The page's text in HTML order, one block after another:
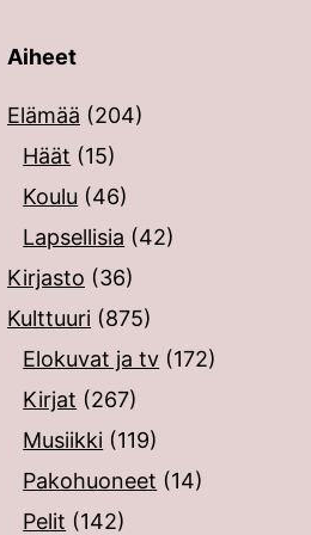
Aiheet
Elämää (204)
Häät (15)
Koulu (46)
Lapsellisia (42)
Kirjasto (36)
Kulttuuri (875)
Elokuvat ja tv (172)
Kirjat (267)
Musiikki (119)
Pakohuoneet (14)
Pelit (142)